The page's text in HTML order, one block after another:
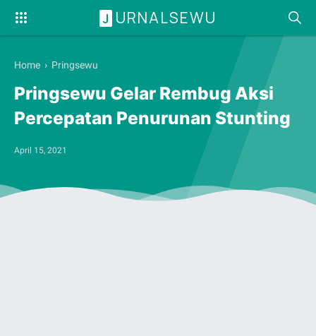
J URNALSEWU
Home › Pringsewu
Pringsewu Gelar Rembug Aksi
Percepatan Penurunan Stunting
April 15, 2021